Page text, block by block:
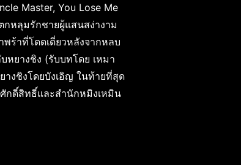
Master, You Lose Me
กหลุมรักชายผู้แสนสง่างาม
พร้าที่โดดเดี่ยวหลังจากหลบ
หยางชิง (รับบทโดย เหมา
างชิงโดยบังเอิญ ในท้ายที่สุด
กดิ์สิทธิ์และสำนักหมิงเหมิน